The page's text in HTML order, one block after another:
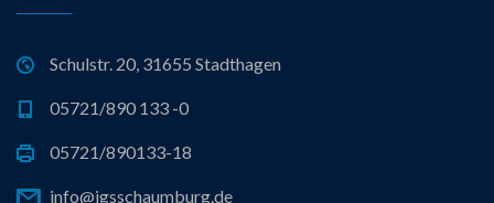
Schulstr. 20, 31655 Stadthagen
05721/890 133 -0
05721/890133-18
info@igsschaumburg.de